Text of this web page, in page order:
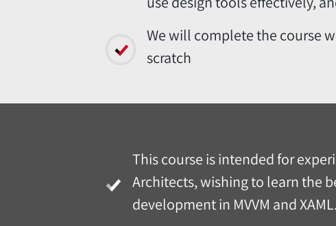
We will complete the course
scratch
This course is intended for
Architects, wishing to learn the
development in MVVM and XAML.